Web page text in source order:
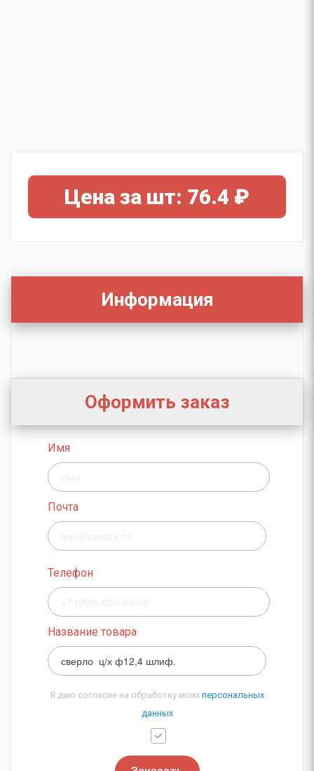
Цена за шт: 76.4 ₽
Информация
Оформить заказ
Имя
Почта
Телефон
Название товара
Я даю согласие на обработку моих персональных
данных